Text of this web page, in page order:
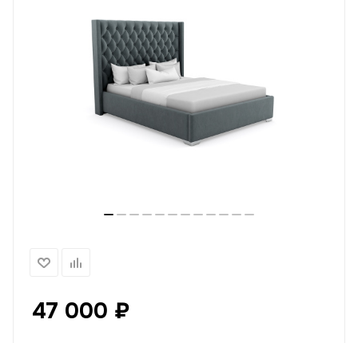
47 000 ₽